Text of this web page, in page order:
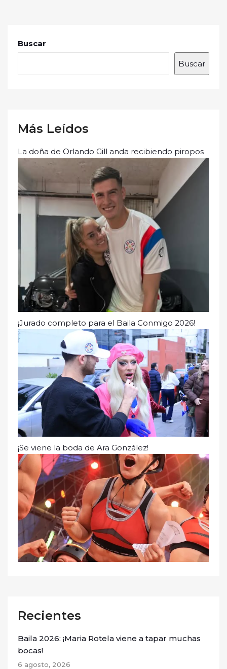
Buscar
Buscar
Más Leídos
La doña de Orlando Gill anda recibiendo piropos
¡Jurado completo para el Baila Conmigo 2026!
¡Se viene la boda de Ara González!
Recientes
Baila 2026: ¡Maria Rotela viene a tapar muchas
bocas!
6 agosto, 2026